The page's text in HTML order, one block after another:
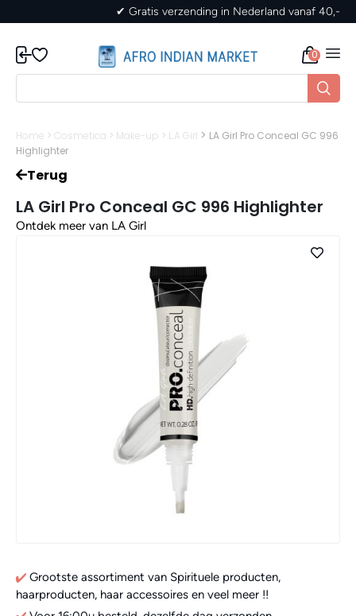
✔ Gratis verzending in Nederland vanaf 40,-
0
Home > Cosmetica > Make-up > L.A Girl > LA Girl Pro Conceal GC 996
Highlighter
Terug
LA Girl Pro Conceal GC 996 Highlighter
Ontdek meer van LA Girl
Grootste assortiment van Spirituele producten,
haarproducten, haar accessoires en veel meer !!